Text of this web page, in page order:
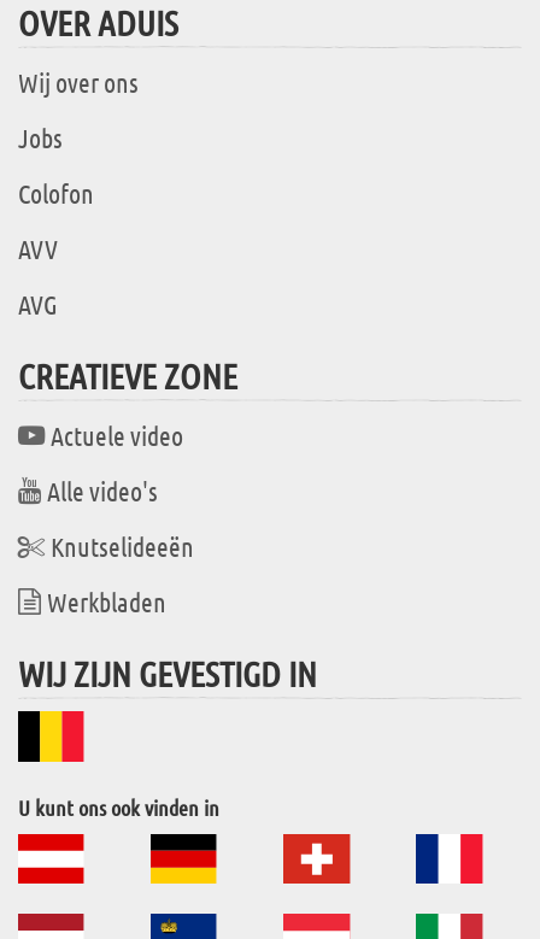
OVER ADUIS
Wij over ons
Jobs
Colofon
AVV
AVG
CREATIEVE ZONE
Actuele video
Alle video's
Knutselideeën
Werkbladen
WIJ ZIJN GEVESTIGD IN
U kunt ons ook vinden in